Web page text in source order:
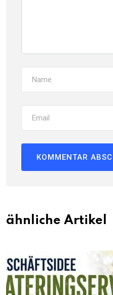
ähnliche Artikel